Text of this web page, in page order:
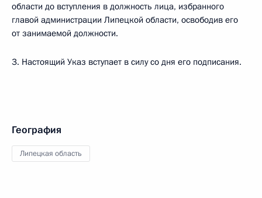
области до вступления в должность лица, избранного
главой администрации Липецкой области, освободив его
от занимаемой должности.
3. Настоящий Указ вступает в силу со дня его подписания.
География
Липецкая область